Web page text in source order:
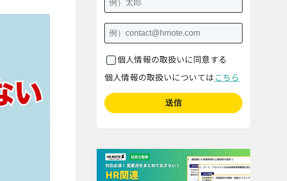
個人情報の取扱いに同意する
個人情報の取扱いについては こちら